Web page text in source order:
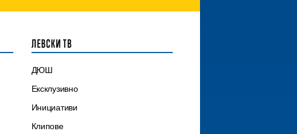
ЛЕВСКИ ТВ
ДЮШ
Ексклузивно
Инициативи
Клипове